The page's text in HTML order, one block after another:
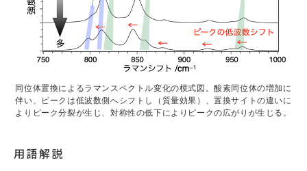
同位体置換によるラマンスペクトル変化の模式図。酸素同位体の増加に
伴い、ピークは低波数側へシフトし（質量効果）、置換サイトの違いに
よりピーク分裂が生じ、対称性の低下によりピークの広がりが生じる。
用語解説